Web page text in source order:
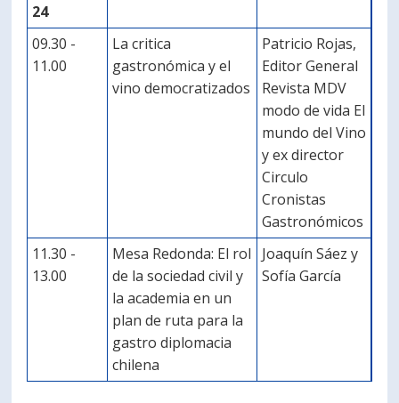
24
09.30 -
11.00
La critica
gastronómica y el
vino democratizados
Patricio Rojas,
Editor General
Revista MDV
modo de vida El
mundo del Vino
y ex director
Circulo
Cronistas
Gastronómicos
11.30 -
13.00
Mesa Redonda: El rol
de la sociedad civil y
la academia en un
plan de ruta para la
gastro diplomacia
chilena
Joaquín Sáez y
Sofía García